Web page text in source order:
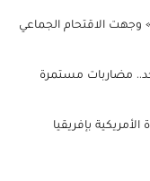
وجهت الاقتحام الجماعي
مضاربات مستمرة
بإفريقيا